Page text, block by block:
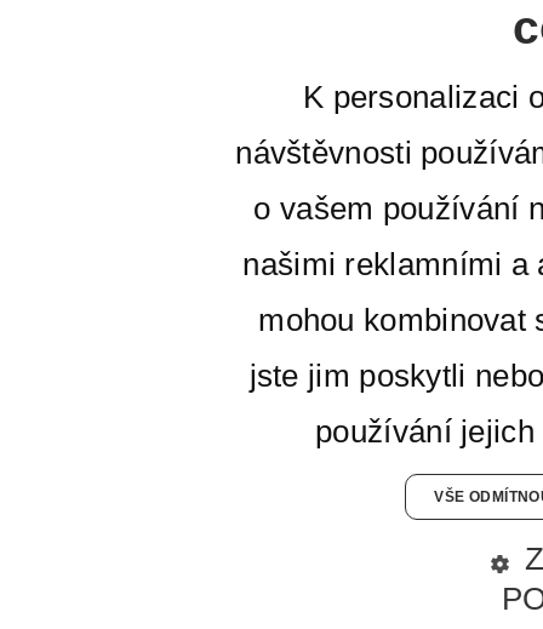
K personalizaci
návštěvnosti
o vašem používání
našimi reklamními a
mohou kombinovat
jste jim poskytli
používání
VŠE